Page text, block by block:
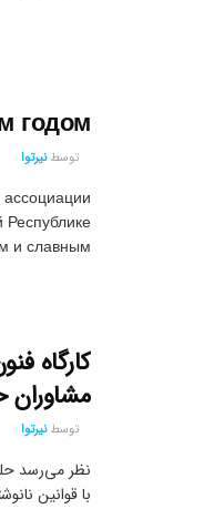
годом
توسط نیرتوا
славным...
کارگاه
مشاوران
توسط نیرتوا
نظر می‌رسد
با قوانین